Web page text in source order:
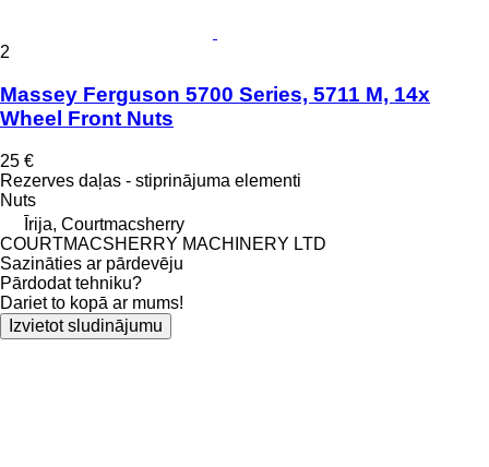
2
Massey Ferguson 5700 Series, 5711 M, 14x
Wheel Front Nuts
25 €
Rezerves daļas - stiprinājuma elementi
Nuts
Īrija, Courtmacsherry
COURTMACSHERRY MACHINERY LTD
Sazināties ar pārdevēju
Pārdodat tehniku?
Dariet to kopā ar mums!
Izvietot sludinājumu